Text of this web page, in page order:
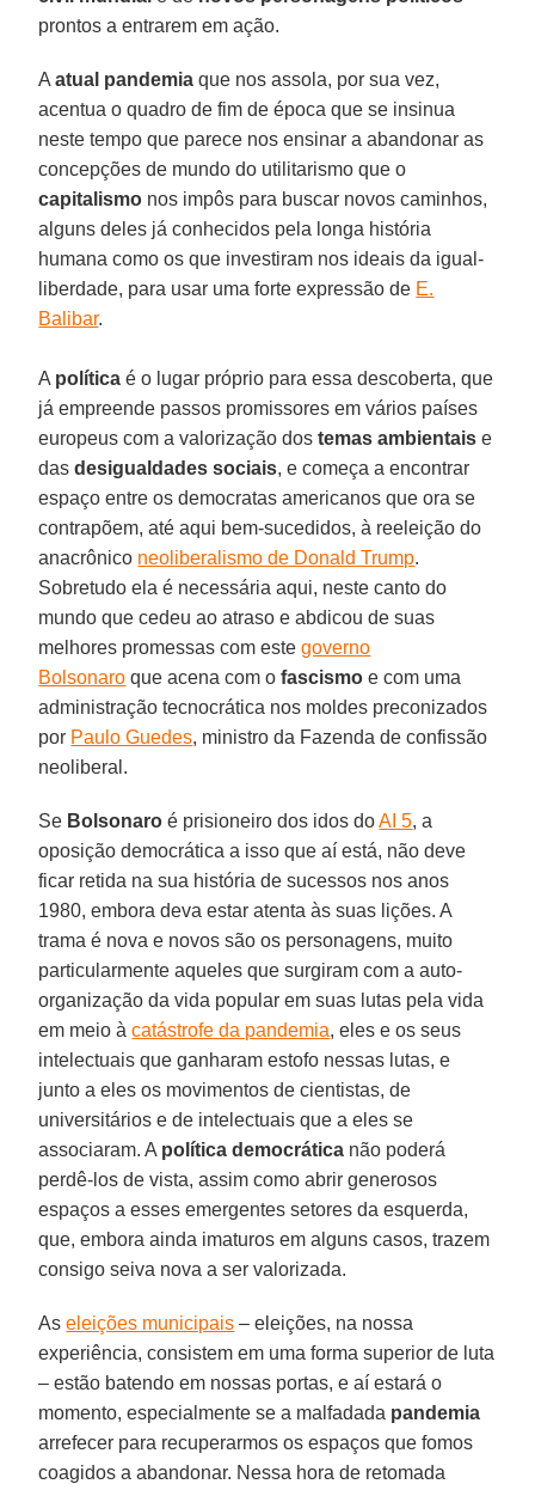
prontos a entrarem em ação.
Aatual pandemia que nos assola, por sua vez,
acentua o quadro de fim de época que se insinua
neste tempo que parece nos ensinar a abandonar as
concepções de mundo do utilitarismo que o
capitalismo nos impôs para buscar novos caminhos,
alguns deles já conhecidos pela longa história
humana como os que investiram nos ideais da igual-
liberdade, para usar uma forte expressão de E.
Balibar.
A política é o lugar próprio para essa descoberta, que
já empreende passos promissores em vários países
europeus com a valorização dostemas ambientais e
dasdesigualdades sociais, e começa a encontrar
espaço entre os democratas americanos que ora se
contrapõem, até aqui bem-sucedidos, à reeleição do
anacrônico neoliberalismo de Donald Trump.
Sobretudo ela é necessária aqui, neste canto do
mundo que cedeu ao atraso e abdicou de suas
melhores promessas com estegoverno
Bolsonaro que acena com o fascismo e com uma
administração tecnocrática nos moldes preconizados
por Paulo Guedes, ministro da Fazenda de confissão
neoliberal.
Se Bolsonaro é prisioneiro dos idos doAI 5, a
oposição democrática a isso que aí está, não deve
ficar retida na sua história de sucessos nos anos
1980, embora deva estar atenta às suas lições. A
trama é nova e novos são os personagens, muito
particularmente aqueles que surgiram com a auto-
organização da vida popular em suas lutas pela vida
em meio àcatástrofe da pandemia, eles e os seus
intelectuais que ganharam estofo nessas lutas, e
junto a eles os movimentos de cientistas, de
universitários e de intelectuais que a eles se
associaram. A política democrática não poderá
perdê-los de vista, assim como abrir generosos
espaços a esses emergentes setores da esquerda,
que, embora ainda imaturos em alguns casos, trazem
consigo seiva nova a ser valorizada.
Aseleições municipais – eleições, na nossa
experiência, consistem em uma forma superior de luta
– estão batendo em nossas portas, e aí estará o
momento, especialmente se a malfadada pandemia
arrefecer para recuperarmos os espaços que fomos
coagidos a abandonar. Nessa hora de retomada